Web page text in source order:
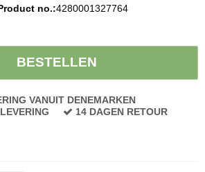
no.:4280001327764
BESTELLEN
VANUIT DENEMARKEN
14 DAGEN RETOUR